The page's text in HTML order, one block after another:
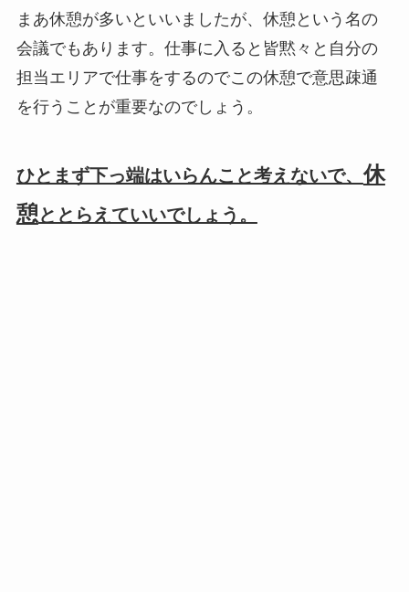
まあ休憩が多いといいましたが、休憩という名の
会議でもあります。仕事に入ると皆黙々と自分の
担当エリアで仕事をするのでこの休憩で意思疎通
を行うことが重要なのでしょう。
ひとまず下っ端はいらんこと考えないで、休
憩ととらえていいでしょう。